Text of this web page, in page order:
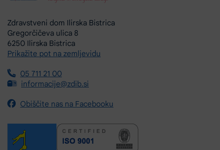
Zdravstveni dom Ilirska Bistrica
Gregorčičeva ulica 8
6250 Ilirska Bistrica
Prikažite pot na zemljevidu
05 711 21 00
informacije@zdib.si
Obiščite nas na Facebooku